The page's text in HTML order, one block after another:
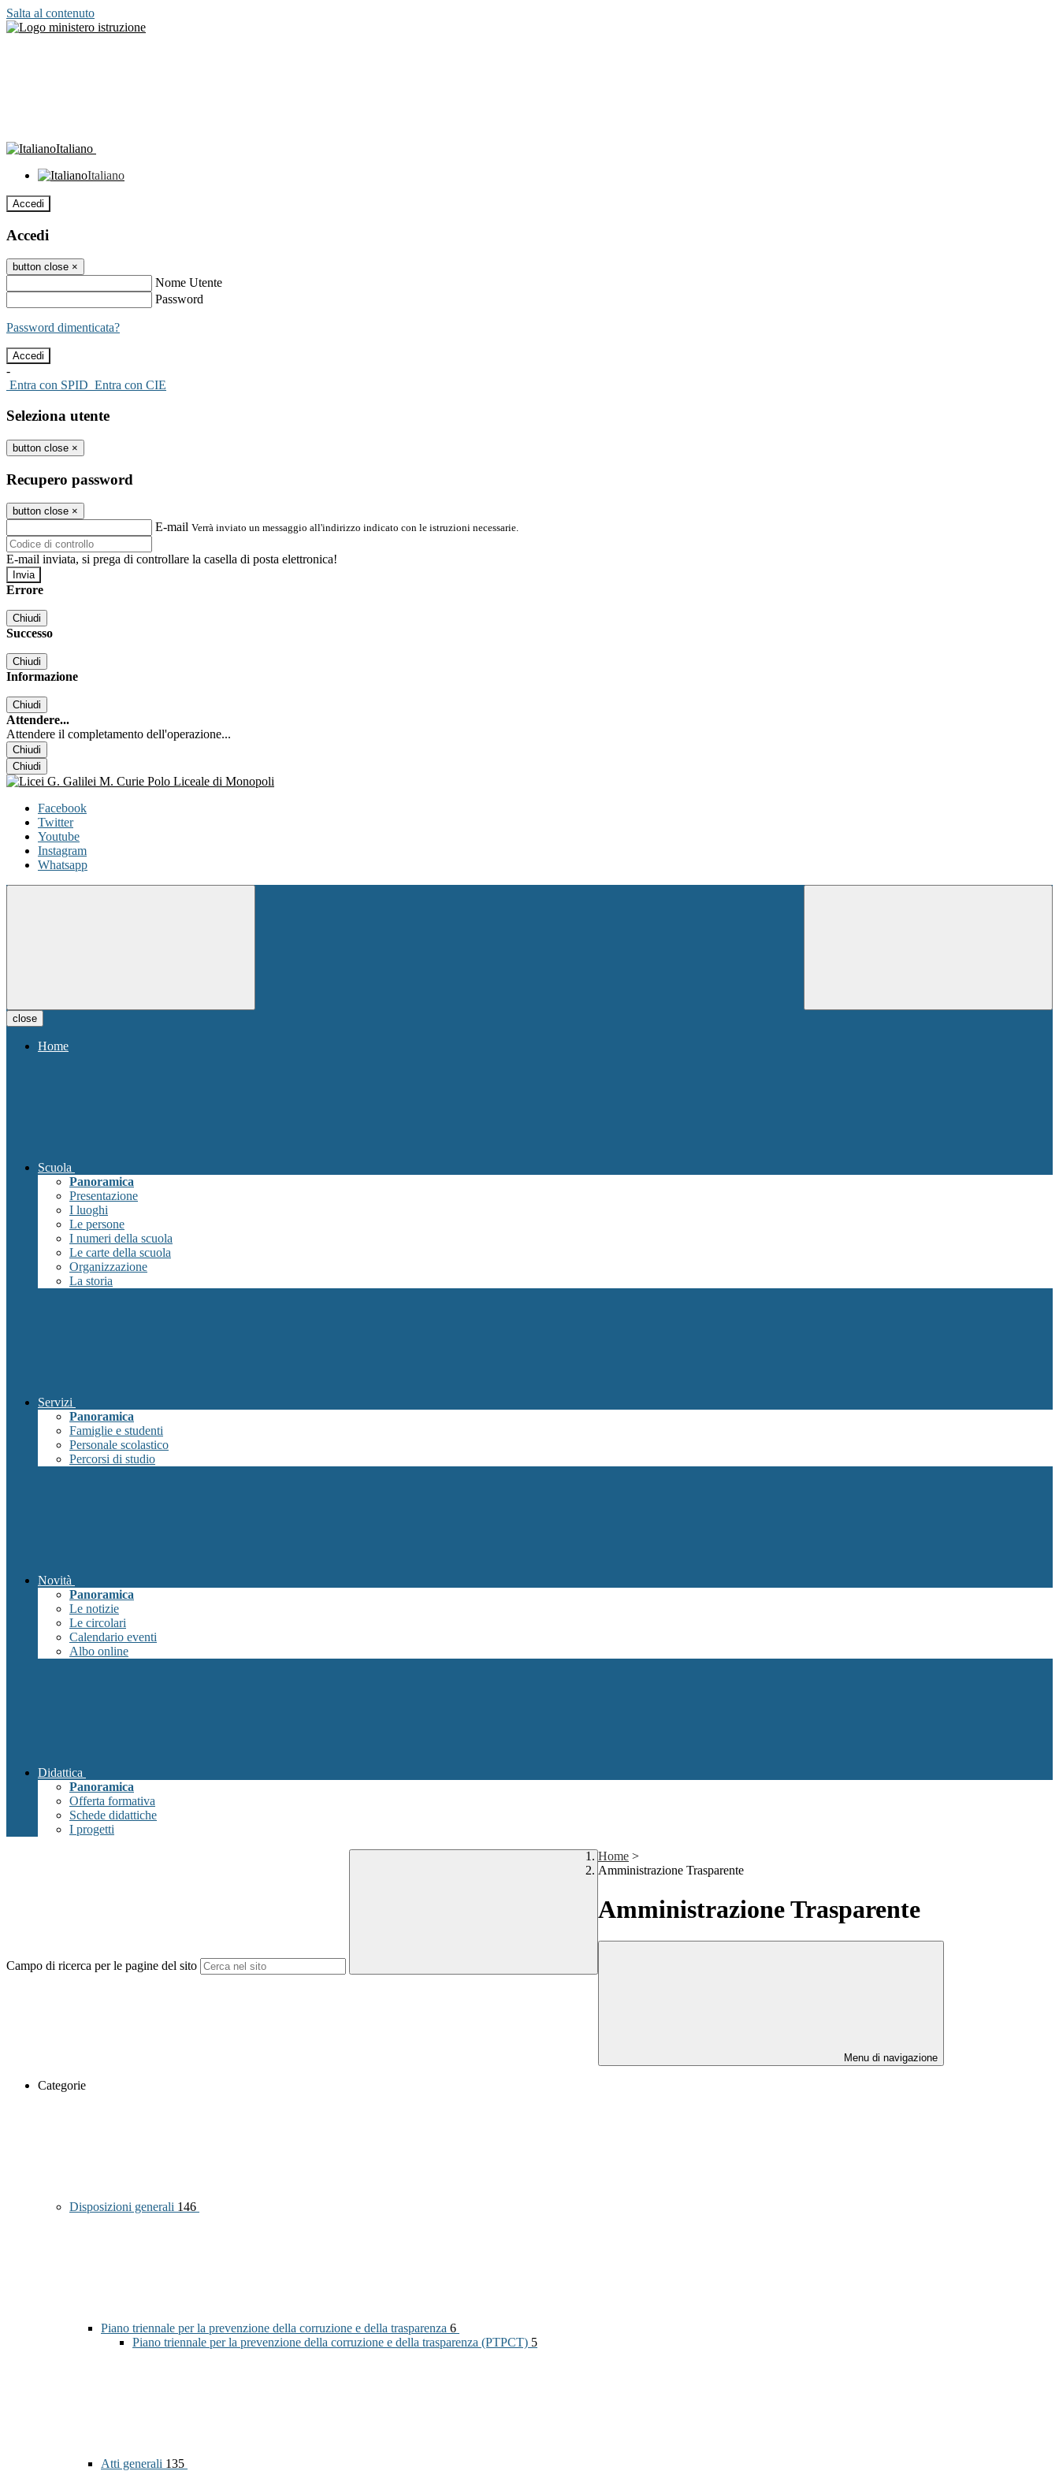
Salta al contenuto
Italiano
Italiano
Accedi
Accedi
button close ×
Nome Utente
Password
Password dimenticata?
-
Entra con SPID Entra con CIE
Seleziona utente
button close ×
Recupero password
button close ×
E-mail Verrà inviato un messaggio all'indirizzo indicato con le istruzioni necessarie.
E-mail inviata, si prega di controllare la casella di posta elettronica!
Errore
Chiudi
Successo
Chiudi
Informazione
Chiudi
Attendere...
Attendere il completamento dell'operazione...
Chiudi
Chiudi
Facebook
Twitter
Youtube
Instagram
Whatsapp
close
Home
Scuola
Panoramica
Presentazione
I luoghi
Le persone
I numeri della scuola
Le carte della scuola
Organizzazione
La storia
Servizi
Panoramica
Famiglie e studenti
Personale scolastico
Percorsi di studio
Novità
Panoramica
Le notizie
Le circolari
Calendario eventi
Albo online
Didattica
Panoramica
Offerta formativa
Schede didattiche
I progetti
Campo di ricerca per le pagine del sito
Home >
Amministrazione Trasparente
Amministrazione Trasparente
Menu di navigazione
Categorie
Disposizioni generali 146
Piano triennale per la prevenzione della corruzione e della trasparenza 6
Piano triennale per la prevenzione della corruzione e della trasparenza (PTPCT) 5
Atti generali 135